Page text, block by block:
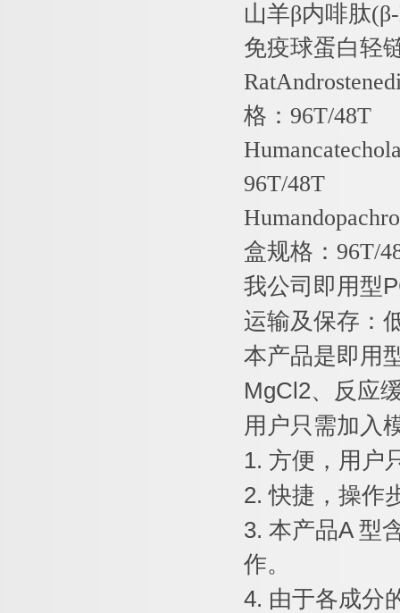
山羊β内啡肽(β
免疫球蛋白轻
格： 96T/48T
96T/48T
盒规格： 96T/
我公司即用型
运输及保存：
本产品是即用
MgCl2、反应
用户只需加入
1. 方便，用户
2.快捷，操作
3. 本产品A 型
作。
4. 由于各成分